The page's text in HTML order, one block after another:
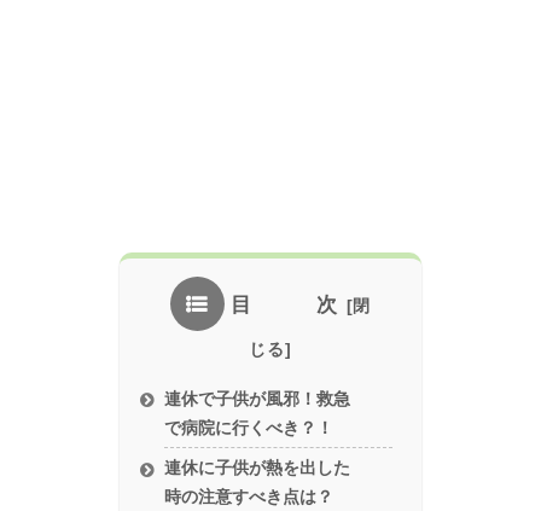
目 次
連休で子供が風邪！救急
で病院に行くべき？！
連休に子供が熱を出した
時の注意すべき点は？